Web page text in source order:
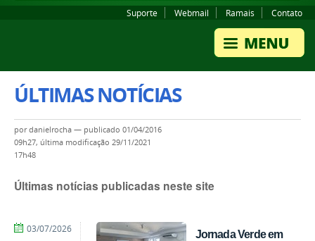
Suporte Webmail Ramais Contato
ÚLTIMAS NOTÍCIAS
pordanielrocha — publicado 01/04/2016
09h27, última modificação 29/11/2021
17h48
Últimas notícias publicadas neste site
Jornada Verde em
por
publicado
03/07/2026